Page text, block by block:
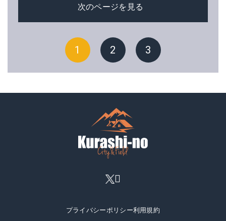
次のページを見る
1 2 3
プライバシーポリシー利用規約